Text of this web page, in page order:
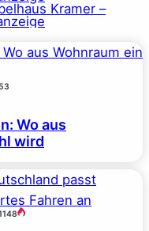
Wo aus
wird